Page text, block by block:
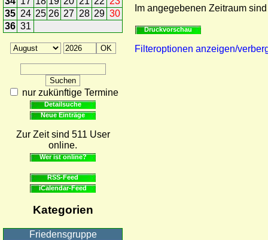
35 24 25 26 27 28 29 30
36 31
nur zukünftige Termine
Detailsuche
Neue Einträge
Zur Zeit sind 511 User
online.
Wer ist online?
RSS-Feed
iCalendar-Feed
Kategorien
Friedensgruppe
Im angegebenen Zeitraum
Druckvorschau
Filteroptionen anzeigen/